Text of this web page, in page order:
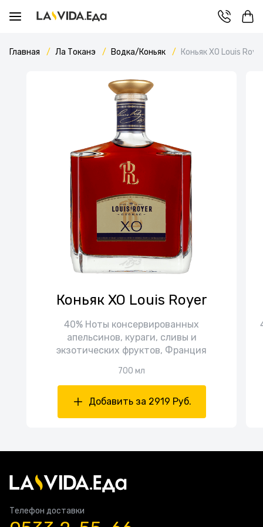
Главная Ла Токанэ Водка/Коньяк Коньяк XO Louis
Коньяк XO Louis Royer
40% Ноты консервированных
апельсинов, кураги, сливы и
экзотических фруктов, Франция
700 мл
Добавить за 2919 Руб.
Телефон доставки